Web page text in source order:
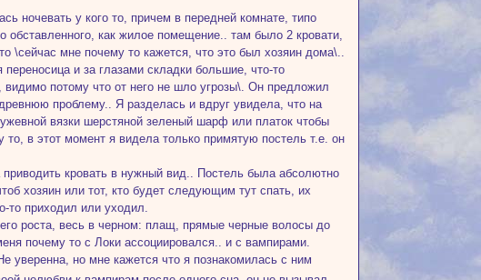
ночевать у кого то, причем в передней комнате, типо
как жилое помещение.. там было 2 кровати,
\сейчас мне почему то кажется, что это был хозяин дома\..
и за глазами складки большие, что-то
потому что от него не шло угрозы\. Он предложил
проблему.. Я разделась и вдруг увидела, что на
вязки шерстяной зеленый шарф или платок чтобы
то, в этот момент я видела только примятую постель т.е. он
кровать в нужный вид.. Постель была абсолютно
хозяин или тот, кто будет следующим тут спать, их
то приходил или уходил.
роста, весь в черном: плащ, прямые черные волосы до
почему то с Локи ассоциировался.. и с вампирами.
уверенна, но мне кажется что я познакомилась с ним